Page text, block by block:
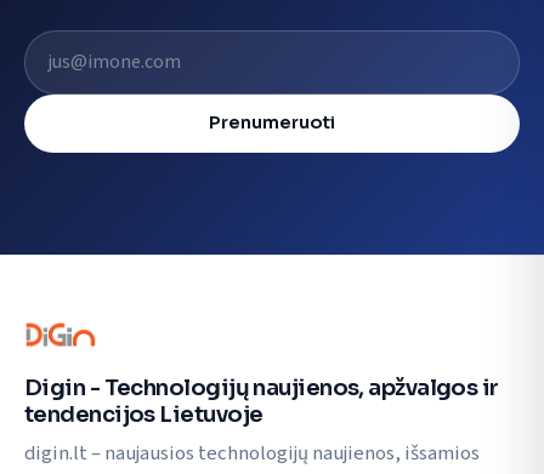
El. pašto adresas
Prenumeruoti
Digin - Technologijų naujienos, apžvalgos ir
tendencijos Lietuvoje
digin.lt – naujausios technologijų naujienos, išsamios